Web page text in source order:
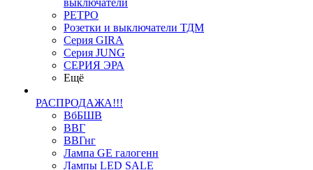
выключатели
РЕТРО
Розетки и выключатели ТДМ
Серия GIRA
Серия JUNG
СЕРИЯ ЭРА
Ещё
РАСПРОДАЖА!!!
ВбБШВ
ВВГ
ВВГнг
Лампа GE галогенн
Лампы LED SALE